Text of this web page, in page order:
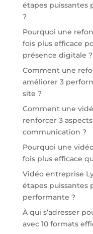
étapes puissantes
?
Pourquoi une
fois plus efficace
présence digitale ?
Comment une
améliorer 3
site ?
Comment une
renforcer 3
communication ?
Pourquoi une
fois plus efficace
Vidéo entreprise
étapes puissantes
performante ?
À qui s’adresser
avec 10 formats